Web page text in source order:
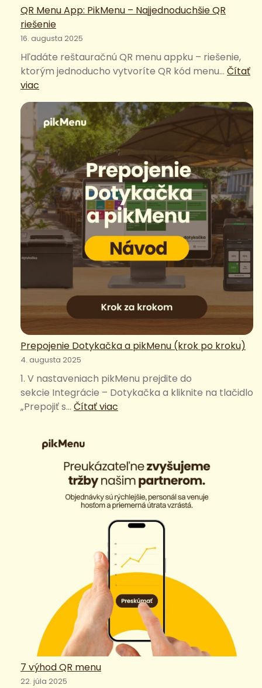
QR Menu App: PikMenu – Najjednoduchšie QR
riešenie
16. augusta 2025
Hľadáte reštauračnú QR menu appku – riešenie,
ktorým jednoducho vytvoríte QR kód menu… Čítať
viac
QR
Menu
App:
PikMenu
–
Najjednoduchšie
QR
riešenie
Prepojenie Dotykačka a pikMenu (krok po kroku)
4. augusta 2025
1. V nastaveniach pikMenu prejdite do
sekcie Integrácie – Dotykačka a kliknite na tlačidlo
„Prepojiť s… Čítať viac
pikMenu
(krok
po
kroku)
7 výhod QR menu
22. júla 2025